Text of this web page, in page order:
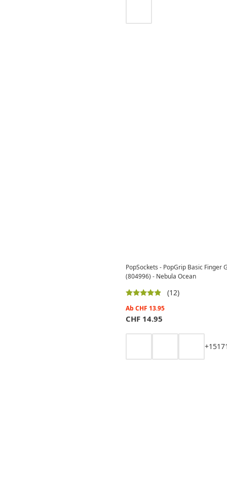
PopSockets - PopGrip Basic
(804996) - Nebula Ocean
(12)
Ab CHF 13.95
CHF 14.95
+1517